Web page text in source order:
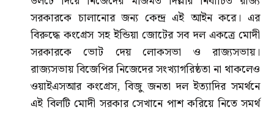
সরকারকে চালানোর জন্য কেন্দ্র এই আইন করে। এর
বিরুদ্ধে কংগ্রেস সহ ইন্ডিয়া জোটের সব দল একত্রে মোদী
সরকারকে ভোট দেয় লোকসভা ও রাজ্যসভায়।
রাজ্যসভায় বিজেপির নিজেদের সংখ্যাগরিষ্ঠতা না থাকলেও
ওয়াইএসআর কংগ্রেস, বিজু জনতা দল ইত্যাদির সমর্থনে
এই বিলটি মোদী সরকার সেখানে পাশ করিয়ে নিতে সমর্থ